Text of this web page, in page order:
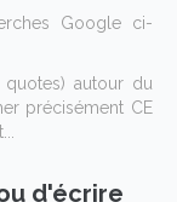
Google ci-
autour du
précisément CE
d'écrire